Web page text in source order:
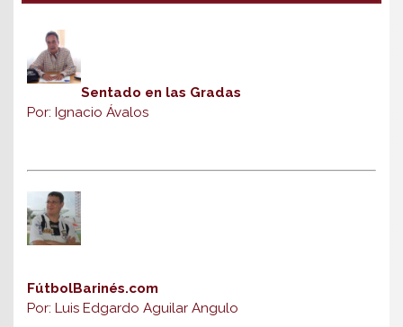
Sentado en las Gradas
Por: Ignacio Ávalos
FútbolBarinés.com
Por: Luis Edgardo Aguilar Angulo